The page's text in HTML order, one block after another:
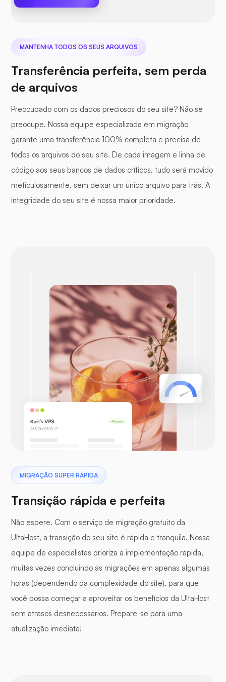
MANTENHA TODOS OS SEUS ARQUIVOS
Transferência perfeita, sem perda
de arquivos
Preocupado com os dados preciosos do seu site? Não se
preocupe. Nossa equipe especializada em migração
garante uma transferência 100% completa e precisa de
todos os arquivos do seu site. De cada imagem e linha de
código aos seus bancos de dados críticos, tudo será movido
meticulosamente, sem deixar um único arquivo para trás. A
integridade do seu site é nossa maior prioridade.
MIGRAÇÃO SUPER RÁPIDA
Transição rápida e perfeita
Não espere. Com o serviço de migração gratuito da
UltaHost, a transição do seu site é rápida e tranquila. Nossa
equipe de especialistas prioriza a implementação rápida,
muitas vezes concluindo as migrações em apenas algumas
horas (dependendo da complexidade do site), para que
você possa começar a aproveitar os benefícios da UltaHost
sem atrasos desnecessários. Prepare-se para uma
atualização imediata!